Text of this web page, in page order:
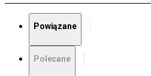
Powiązane
Polecane